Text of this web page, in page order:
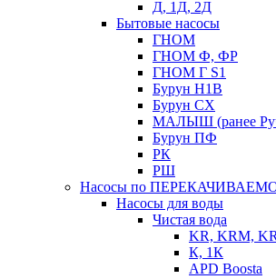
Д, 1Д, 2Д
Бытовые насосы
ГНОМ
ГНОМ Ф, ФР
ГНОМ Г S1
Бурун Н1В
Бурун СХ
МАЛЫШ (ранее
Бурун ПФ
РК
РШ
Насосы по
Насосы для воды
Чистая вода
KR, KRM,
К, 1К
APD Boosta